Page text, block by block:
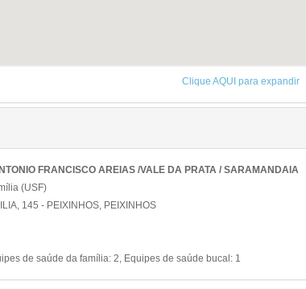
Clique AQUI para expandir
FRANCISCO AREIAS /VALE DA PRATA / SARAMANDAIA
(USF)
145 - PEIXINHOS, PEIXINHOS
de saúde da família: 2, Equipes de saúde bucal: 1